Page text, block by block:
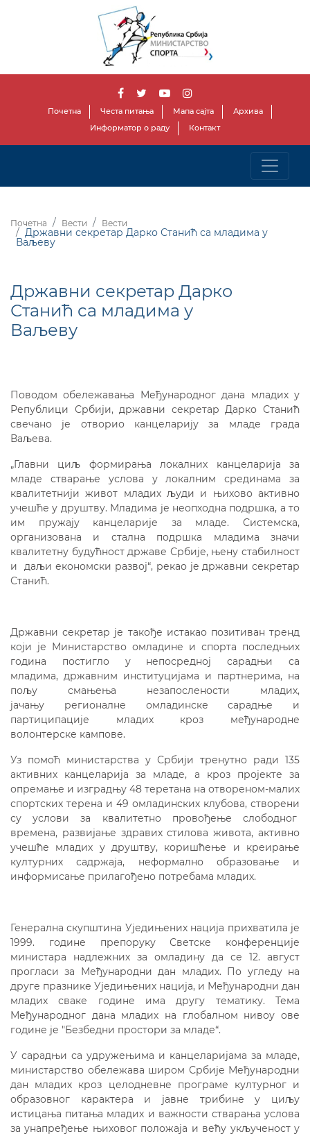
Почетна Честа питања Мапа сајта
Архива
Информатор о раду
Контакт
Почетна Вести Вести
Државни секретар Дарко Станић са младима у
Ваљеву
Државни секретар Дарко
Станић са младима у
Ваљеву
Поводом обележавања Међународног дана младих у
Републици Србији, државни секретар Дарко Станић
свечано је отворио канцеларију за младе града
Ваљева.
„Главни циљ формирања локалних канцеларија за
младе стварање услова у локалним срединама за
квалитетнији живот младих људи и њихово активно
учешће у друштву. Младима је неопходна подршка, а то
им пружају канцеларије за младе. Системска,
организована и стална подршка младима значи
квалитетну будућност државе Србије, њену стабилност
и даљи економски развој“, рекао je државни секретар
Станић.
Државни секретар је такође истакао позитиван тренд
који је Министарство омладине и спорта последњих
година постигло у непосредној сарадњи са
младима, државним институцијама и партнерима, на
пољу смањења незапослености младих,
јачању регионалне омладинске сарадње и
партиципације младих кроз међународне
волонтерске кампове.
Уз помоћ министарства у Србији тренутно ради 135
активних канцеларија за младе, а кроз пројекте за
опремање и изградњу 48 теретана на отвореном-малих
спортских терена и 49 омладинских клубова, створени
су услови за квалитетно провођење слободног
времена, развијање здравих стилова живота, активно
учешће младих у друштву, коришћење и креирање
културних садржаја, неформално образовање и
информисање прилагођено потребама младих.
Генерална скупштина Уједињених нација прихватила је
1999. године препоруку Светске конференције
министара надлежних за омладину да се 12. август
прогласи за Међународни дан младих. По угледу на
друге празнике Уједињених нација, и Међународни дан
младих сваке године има другу тематику. Тема
Међународног дана младих на глобалном нивоу ове
године је "Безбедни простори за младе“.
У сарадњи са удружењима и канцеларијама за младе,
министарство обележава широм Србије Међународни
дан младих кроз целодневне програме културног и
образовног карактера и јавне трибине у циљу
истицања питања младих и важности стварања услова
за унапређење њиховог положаја и већу укљученост у